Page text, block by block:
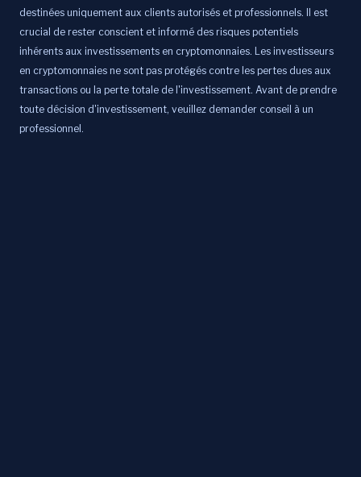
destinées uniquement aux clients autorisés et professionnels. Il est
crucial de rester conscient et informé des risques potentiels
inhérents aux investissements en cryptomonnaies. Les investisseurs
en cryptomonnaies ne sont pas protégés contre les pertes dues aux
transactions ou la perte totale de l'investissement. Avant de prendre
toute décision d'investissement, veuillez demander conseil à un
professionnel.